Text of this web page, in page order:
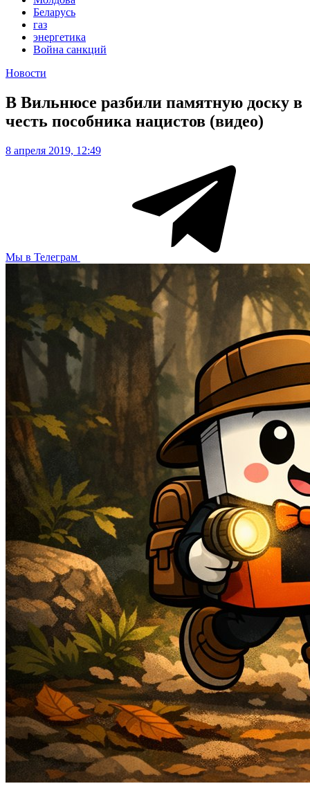
Беларусь
газ
энергетика
Война санкций
Новости
В Вильнюсе разбили памятную доску в
честь пособника нацистов (видео)
8 апреля 2019, 12:49
Мы в Телеграм